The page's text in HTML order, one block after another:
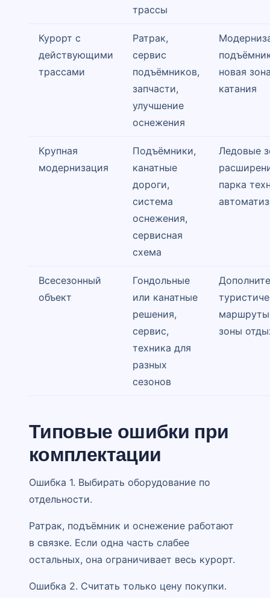
трассы
Курорт с
действующими
трассами
Ратрак,
сервис
подъёмников,
запчасти,
улучшение
оснежения
новая
катания
Крупная
модернизация
Подъёмники,
канатные
дороги,
система
оснежения,
сервисная
схема
Ледовые
парка
Всесезонный
объект
Гондольные
или канатные
решения,
сервис,
техника для
разных
сезонов
зоны
Типовые ошибки при
комплектации
Ошибка 1. Выбирать оборудование по
отдельности.
Ратрак, подъёмник и оснежение работают
в связке. Если одна часть слабее
остальных, она ограничивает весь курорт.
Ошибка 2. Считать только цену покупки.